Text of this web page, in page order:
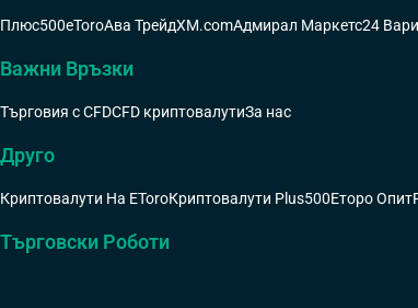
Плюс500eToroАва ТрейдXM.comАдмирал Маркетс24
Важни Връзки
Търговия с CFDCFD криптовалутиЗа нас
Друго
Криптовалути На EToroКриптовалути Plus500Еторо Опит
Търговски Роботи